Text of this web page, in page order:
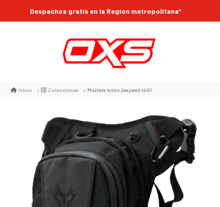
Despachos gratis en la Region metropolitana*
Inicio Colecciones Muslera moto jiaspeed tb01